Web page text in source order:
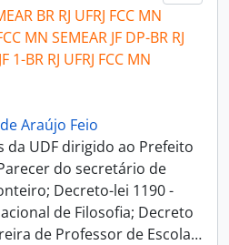
BR RJ UFRJ FCC MN
MN SEMEAR JF DP-BR RJ
1-BR RJ UFRJ FCC MN
Araújo Feio
da UDF dirigido ao Prefeito
do secretário de
Decreto-lei 1190 -
de Filosofia; Decreto
de Professor de Escola…